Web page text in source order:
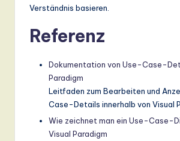
Verständnis basieren.
Referenz
Dokumentation von Use-Case-
Paradigm
Leitfaden zum Bearbeiten und
Case-Details innerhalb von Visual
Wie zeichnet man ein Use-Case-
Visual Paradigm